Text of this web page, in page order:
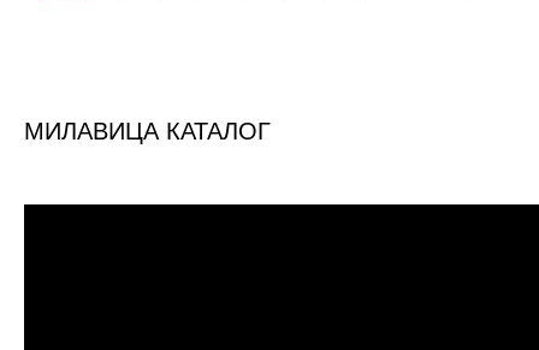
МИЛАВИЦА КАТАЛОГ